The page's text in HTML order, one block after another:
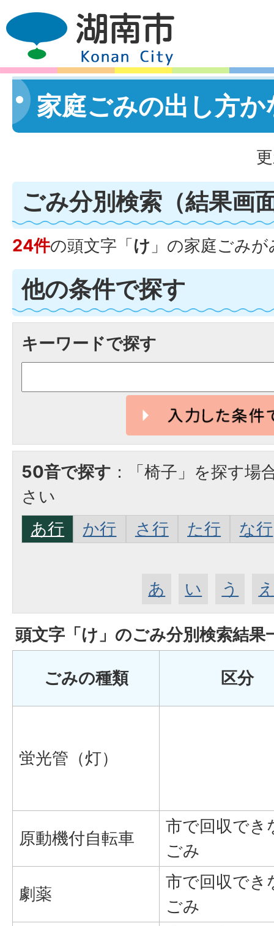
家庭ごみの出し方か
ごみ分別検索 （結果画
24件の頭文字「け 」の家庭ごみが
他の条件で探す
キーワードで探す
50音で探す ：「椅子」を探す場
さい
あ行
か行 さ行 た行 な行
あ い う
頭文字「け 」のごみ分別検索結果
ごみの種類 区分
蛍光管（灯）
原動機付自転車
市で回収でき
ごみ
劇薬
市で回収でき
ごみ